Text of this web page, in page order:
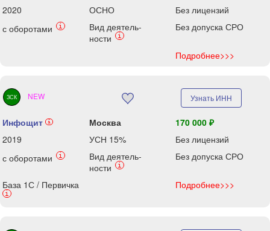
2020
ОСНО
Без лицензий
с оборотами
i
Вид деятель-
ности
i
Без допуска СРО
Подробнее>>>
ЗСК NEW Узнать ИНН
Инфощит i Москва
170 000 ₽
2019
УСН 15%
Без лицензий
с оборотами
i
Вид деятель-
ности
i
Без допуска СРО
База 1С / Первичка
i
Подробнее>>>